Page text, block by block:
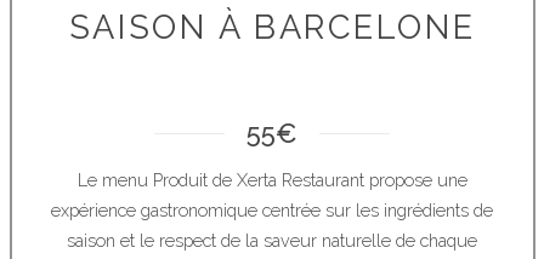
SAISON À BARCELONE
55€
Le menu Produit de Xerta Restaurant propose une
expérience gastronomique centrée sur les ingrédients de
saison et le respect de la saveur naturelle de chaque